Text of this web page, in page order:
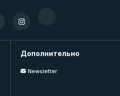
Дополнительно
Newsletter